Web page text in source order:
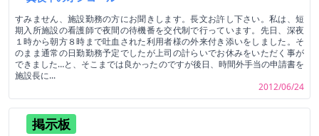
すみません、施設勤務の方にお聞きします。長文お許し下さい。私は、短
期入所施設の看護師で夜間の待機番を交代制で行っています。先日、深夜
１時から朝方８時まで吐血された利用者様の外来付き添いをしました。そ
のまま通常の日勤勤務予定でしたが上司の計らいでお休みをいただく事が
できました…と、そこまでは良かったのですが後日、時間外手当の申請書を
施設長に...
2012/06/24
掲示板